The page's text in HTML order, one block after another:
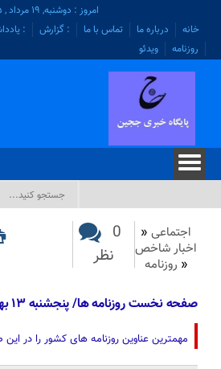
امروز : دوشنبه, ۱۹ مرداد , ۱۴۰۵
خانه
درباره ما تماس با ما : گزارش :
روزنامه
ویدئو
اجتماعی «
اخبار شاخص
« روزنامه
0
نظر
صفحه نخست روزنامه ها/ پنجشنبه ۱۳ بهمن 1401
مهمترین عناوین روزنامه های کشور را در